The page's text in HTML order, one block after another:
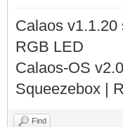
Calaos
RGB LED
Calaos-OS
Squeezebox |
Find